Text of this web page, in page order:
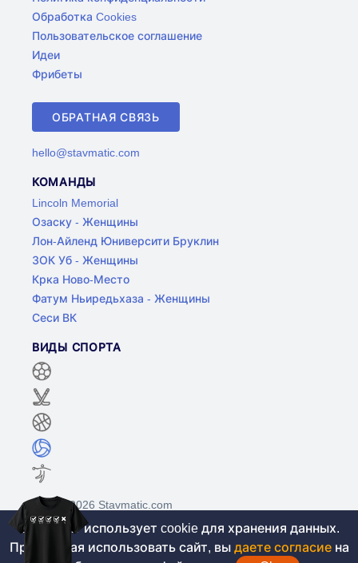
Обработка Cookies
Пользовательское соглашение
Идеи
Фрибеты
ОБРАТНАЯ СВЯЗЬ
hello@stavmatic.com
КОМАНДЫ
Lincoln Memorial
Озаску - Женщины
Лон-Айленд Юниверсити Бруклин
ЗОК Уб - Женщины
Крка Ново-Место
Фатум Ньиредьхаза - Женщины
Сеси ВК
ВИДЫ СПОРТА
©2017-2026 Stavmatic.com
Для лиц старше 18 лет. На сайте не
Этот сайт использует cookie для хранения данных.
Продолжая использовать сайт, вы даете согласие на